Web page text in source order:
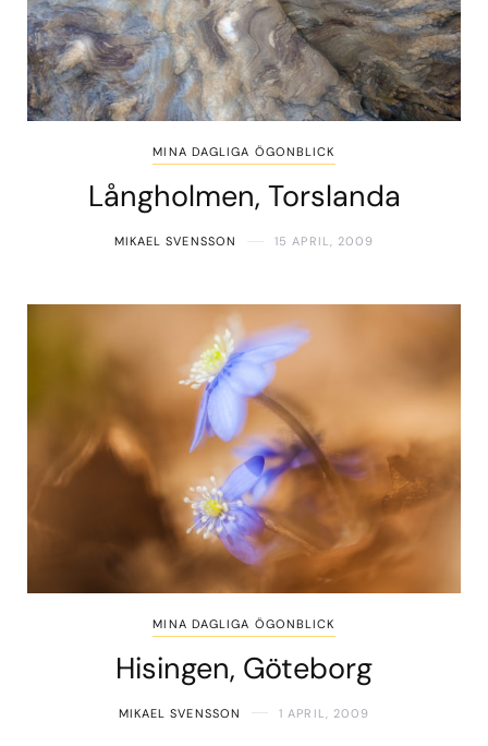
MINA DAGLIGA ÖGONBLICK
Långholmen, Torslanda
MIKAEL SVENSSON 15 APRIL, 2009
MINA DAGLIGA ÖGONBLICK
Hisingen, Göteborg
MIKAEL SVENSSON 1 APRIL, 2009